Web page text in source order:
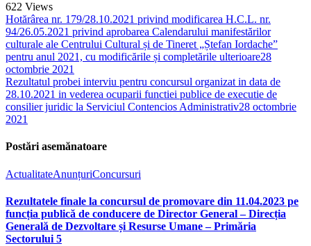
622 Views
Hotărârea nr. 179/28.10.2021 privind modificarea H.C.L. nr.
94/26.05.2021 privind aprobarea Calendarului manifestărilor
culturale ale Centrului Cultural și de Tineret „Ștefan Iordache”
pentru anul 2021, cu modificările și completările ulterioare28
octombrie 2021
Rezultatul probei interviu pentru concursul organizat in data de
28.10.2021 in vederea ocuparii functiei publice de executie de
consilier juridic la Serviciul Contencios Administrativ28 octombrie
2021
Postări asemănatoare
ActualitateAnunțuriConcursuri
Rezultatele finale la concursul de promovare din 11.04.2023 pe
funcția publică de conducere de Director General – Direcția
Generală de Dezvoltare și Resurse Umane – Primăria
Sectorului 5